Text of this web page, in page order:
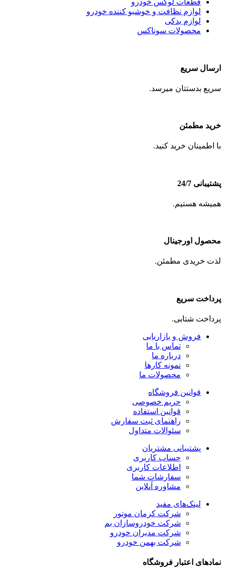
قطعات لوکس خودرو
لوازم نظافت و خوشبو کننده خودرو
لوازم یدکی
محصولات سوناکس
ارسال سریع
سریع بدستتان میرسد.
خرید مطمئن
با اطمینان خرید کنید.
پشتیبانی 24/7
همیشه هستیم.
محصول اورجینال
لذت خریدی مطمئن.
پرداخت سریع
پرداخت شتابی.
فروش و بازاریابی
تماس با ما
درباره ما
نمونه کارها
محصولات ما
قوانین فروشگاه
حریم خصوصی
قوانین استفاده
راهنمای ثبت سفارش
سئوالات متداول
پشتیبانی مشتریان
حساب کاربری
اطلاعات کاربری
سفارشات شما
مشاوره آنلاین
لینک‌های مفید
شرکت کرمان موتور
شرکت خودروسازان بم
شرکت مدیران خودرو
شرکت بهمن خودرو
نمادهای اعتبار فروشگاه